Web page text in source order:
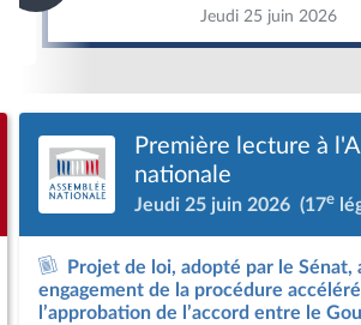
Jeudi 25 juin 2026
Première lecture à
nationale
Jeudi 25 juin 2026 (17e
Projet de loi, adopté par le Sénat,
engagement de la procédure
l’approbation de l’accord entre le